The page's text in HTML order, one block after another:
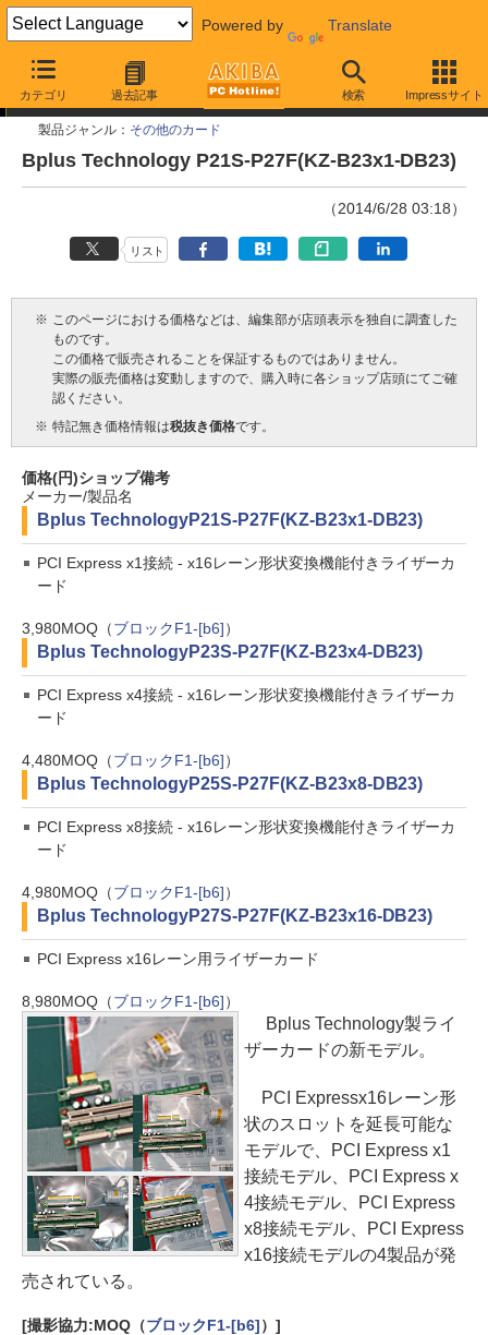
Powered by Translate
カテゴリ 過去記事 検索 Impressサイト
今週見つけた新製品
製品ジャンル： その他のカード
Bplus Technology P21S-P27F(KZ-B23x1-DB23)
（2014/6/28 03:18）
リスト
※ このページにおける価格などは、編集部が店頭表示を独自に調査した
ものです。
この価格で販売されることを保証するものではありません。
実際の販売価格は変動しますので、購入時に各ショップ店頭にてご確
認ください。
※ 特記無き価格情報は税抜き価格です。
価格(円)ショップ備考
メーカー/製品名
Bplus TechnologyP21S-P27F(KZ-B23x1-DB23)
PCI Express x1接続 - x16レーン形状変換機能付きライザーカ
ード
3,980MOQ（ブロックF1-[b6]）
Bplus TechnologyP23S-P27F(KZ-B23x4-DB23)
PCI Express x4接続 - x16レーン形状変換機能付きライザーカ
ード
4,480MOQ（ブロックF1-[b6]）
Bplus TechnologyP25S-P27F(KZ-B23x8-DB23)
PCI Express x8接続 - x16レーン形状変換機能付きライザーカ
ード
4,980MOQ（ブロックF1-[b6]）
Bplus TechnologyP27S-P27F(KZ-B23x16-DB23)
PCI Express x16レーン用ライザーカード
8,980MOQ（ブロックF1-[b6]）
Bplus Technology製ライ
ザーカードの新モデル。
PCI Expressx16レーン形
状のスロットを延長可能な
モデルで、PCI Express x1
接続モデル、PCI Express x
4接続モデル、PCI Express
x8接続モデル、PCI Express
x16接続モデルの4製品が発
売されている。
[撮影協力:MOQ（ブロックF1-[b6]）]